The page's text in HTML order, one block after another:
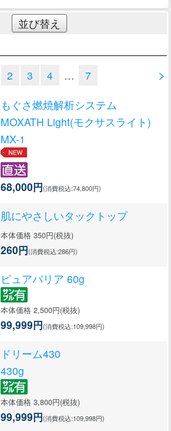
並び替え
>
2 3 4 … 7
もぐさ燃焼解析システム
MOXATH Light(モクサスライト)
MX-1
68,000円(消費税込:74,800円)
肌にやさしいタックトップ
本体価格 350円(税抜)
260円(消費税込:286円)
ピュアバリア 60g
本体価格 2,500円(税抜)
99,999円(消費税込:109,998円)
ドリーム430
430g
本体価格 3,800円(税抜)
99,999円(消費税込:109,998円)